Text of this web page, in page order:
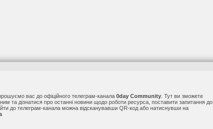
вас до офіційного телеграм-канала 0day Community. Тут ви зможете
та дізнатися про останні новини щодо роботи ресурса, поставити запитання до
до телеграм-канала можна відсканувавши QR-код або натиснувши на